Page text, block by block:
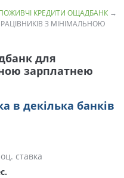
КРЕДИТИ ОЩАДБАНК →
З МІНІМАЛЬНОЮ
для
зарплатнею
в декілька банків
ставка